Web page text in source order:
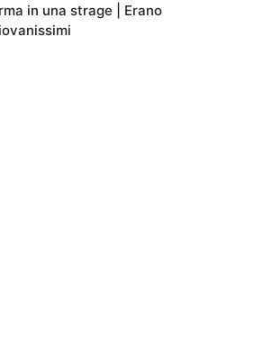
in una strage | Erano